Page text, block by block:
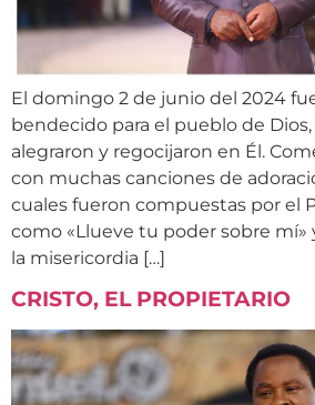
El domingo 2 de junio del 2024
bendecido para el pueblo de
alegraron y regocijaron en Él.
con muchas canciones de
cuales fueron compuestas por el
como «Llueve tu poder sobre mí»
la misericordia […]
CRISTO, EL PROPIETARIO